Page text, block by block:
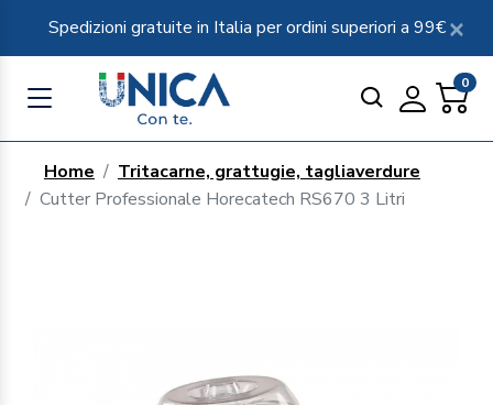
Spedizioni gratuite in Italia per ordini superiori a 99€
0
Home
Tritacarne, grattugie, tagliaverdure
Cutter Professionale Horecatech RS670 3 Litri